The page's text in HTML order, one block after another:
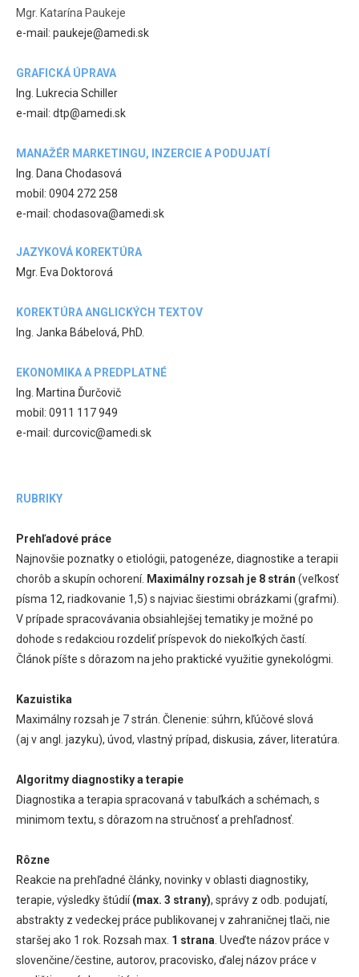
Mgr. Katarína Paukeje
e-mail: paukeje@amedi.sk
GRAFICKÁ ÚPRAVA
Ing. Lukrecia Schiller
e-mail: dtp@amedi.sk
MANAŽÉR MARKETINGU, INZERCIE A PODUJATÍ
Ing. Dana Chodasová
mobil: 0904 272 258
e-mail: chodasova@amedi.sk
JAZYKOVÁ KOREKTÚRA
Mgr. Eva Doktorová
KOREKTÚRA ANGLICKÝCH TEXTOV
Ing. Janka Bábelová, PhD.
EKONOMIKA A PREDPLATNÉ
Ing. Martina Ďurčovič
mobil: 0911 117 949
e-mail: durcovic@amedi.sk
RUBRIKY
Prehľadové práce
Najnovšie poznatky o etiológii, patogenéze, diagnostike a terapii
chorôb a skupín ochorení. Maximálny rozsah je 8 strán (veľkosť
písma 12, riadkovanie 1,5) s najviac šiestimi obrázkami (grafmi).
V prípade spracovávania obsiahlejšej tematiky je možné po
dohode s redakciou rozdeliť príspevok do niekoľkých častí.
Článok píšte s dôrazom na jeho praktické využitie gynekológmi.
Kazuistika
Maximálny rozsah je 7 strán. Členenie: súhrn, kľúčové slová
(aj v angl. jazyku), úvod, vlastný prípad, diskusia, záver, literatúra.
Algoritmy diagnostiky a terapie
Diagnostika a terapia spracovaná v tabuľkách a schémach, s
minimom textu, s dôrazom na stručnosť a prehľadnosť.
Rôzne
Reakcie na prehľadné články, novinky v oblasti diagnostiky,
terapie, výsledky štúdií(max. 3 strany), správy z odb. podujatí,
abstrakty z vedeckej práce publikovanej v zahraničnej tlači, nie
staršej ako 1 rok. Rozsah max. 1 strana . Uveďte názov práce v
slovenčine/čestine, autorov, pracovisko, ďalej názov práce v